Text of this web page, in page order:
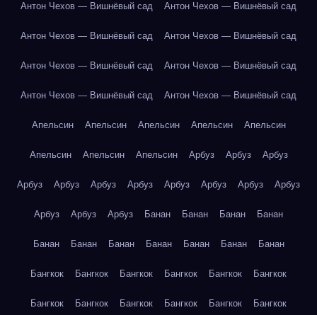
Антон Чехов — Вишнёвый сад Антон Чехов — Вишнёвый сад
Антон Чехов — Вишнёвый сад Антон Чехов — Вишнёвый сад
Антон Чехов — Вишнёвый сад Антон Чехов — Вишнёвый сад
Антон Чехов — Вишнёвый сад Антон Чехов — Вишнёвый сад
Апельсин Апельсин Апельсин Апельсин Апельсин
Апельсин Апельсин Апельсин Арбуз Арбуз Арбуз
Арбуз Арбуз Арбуз Арбуз Арбуз Арбуз Арбуз Арбуз
Арбуз Арбуз Арбуз Банан Банан Банан Банан
Банан Банан Банан Банан Банан Банан Банан
Бангкок Бангкок Бангкок Бангкок Бангкок Бангкок
Бангкок Бангкок Бангкок Бангкок Бангкок Бангкок